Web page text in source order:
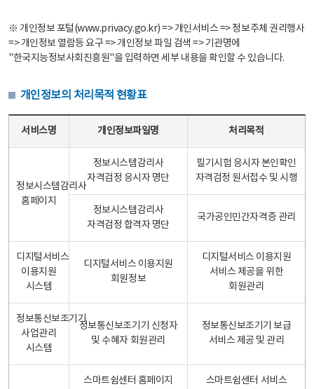
※ 개인정보 포털(www.privacy.go.kr) => 개인서비스 => 정보주체 권리행사
=> 개인정보 열람등 요구 => 개인정보 파일 검색 => 기관명에
"한국지능정보사회진흥원"을 입력하면 세부 내용을 확인할 수 있습니다.
개인정보의 처리목적 현황표
서비스명 개인정보파일명 처리목적
정보시스템감리사
홈페이지
정보시스템감리사
자격검정 응시자 명단
필기시험 응시자 본인확인
자격검정 원서접수 및 시행
정보시스템감리사
자격검정 합격자 명단
국가공인민간자격증 관리
디지털서비스
이용지원
시스템
디지털서비스 이용지원
회원정보
디지털서비스 이용지원
서비스 제공을 위한
회원관리
정보통신보조기기
사업관리
시스템
정보통신보조기기 신청자
및 수혜자 회원관리
정보통신보조기기 보급
서비스 제공 및 관리
스마트쉼센터 홈페이지
스마트쉼센터 서비스